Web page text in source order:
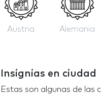
Austria Alemania
Insignias en ciudad
Estas son algunas de las